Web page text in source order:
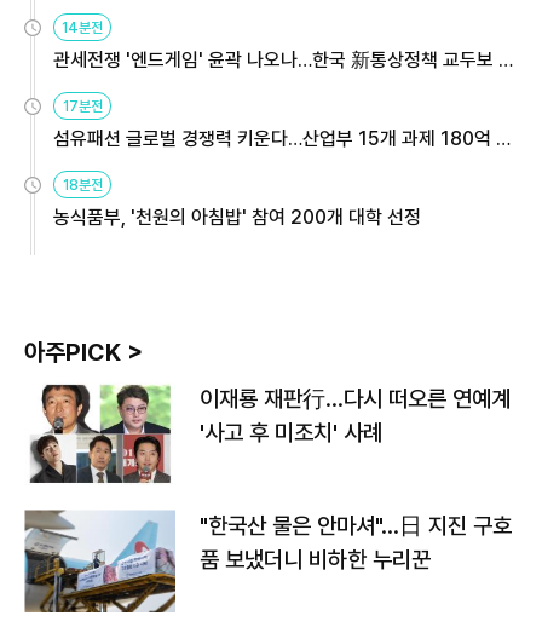
14분전
관세전쟁 '엔드게임' 윤곽 나오나…한국 新통상정책 교두보 활
용해야
17분전
섬유패션 글로벌 경쟁력 키운다…산업부 15개 과제 180억 지
원
18분전
농식품부, '천원의 아침밥' 참여 200개 대학 선정
아주PICK >
이재룡 재판行…다시 떠오른 연예계
'사고 후 미조치' 사례
"한국산 물은 안마셔"…日 지진 구호
품 보냈더니 비하한 누리꾼